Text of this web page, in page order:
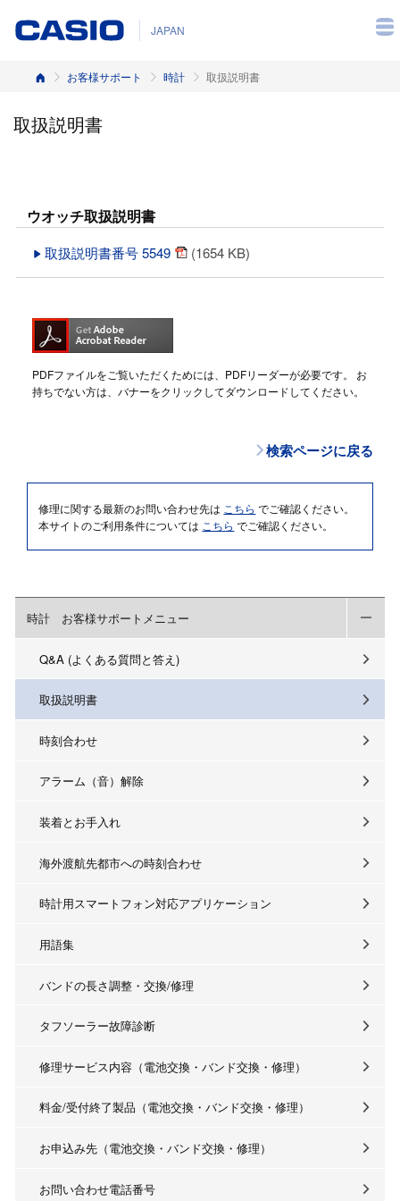
JAPAN
ホームお客様サポート 時計 取扱説明書
取扱説明書
ウオッチ取扱説明書
取扱説明書番号 5549 (1654 KB)
PDFファイルをご覧いただくためには、PDFリーダーが必要です。 お
持ちでない方は、バナーをクリックしてダウンロードしてください。
検索ページに戻る
修理に関する最新のお問い合わせ先は こちら でご確認ください。
本サイトのご利用条件については こちら でご確認ください。
時計 お客様サポートメニュー
Q&A (よくある質問と答え)
取扱説明書
時刻合わせ
アラーム（音）解除
装着とお手入れ
海外渡航先都市への時刻合わせ
時計用スマートフォン対応アプリケーション
用語集
バンドの長さ調整・交換/修理
タフソーラー故障診断
修理サービス内容（電池交換・バンド交換・修理）
料金/受付終了製品（電池交換・バンド交換・修理）
お申込み先（電池交換・バンド交換・修理）
お問い合わせ電話番号